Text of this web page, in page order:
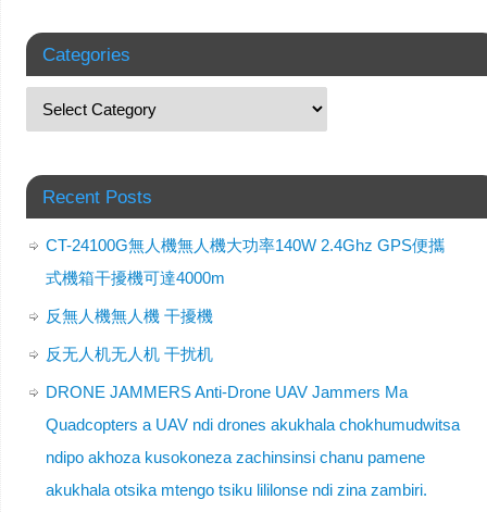
Categories
Recent Posts
CT-24100G無人機無人機大功率140W 2.4Ghz GPS便攜
式機箱干擾機可達4000m
反無人機無人機 干擾機
反无人机无人机 干扰机
DRONE JAMMERS Anti-Drone UAV Jammers Ma
Quadcopters a UAV ndi drones akukhala chokhumudwitsa
ndipo akhoza kusokoneza zachinsinsi chanu pamene
akukhala otsika mtengo tsiku lililonse ndi zina zambiri.